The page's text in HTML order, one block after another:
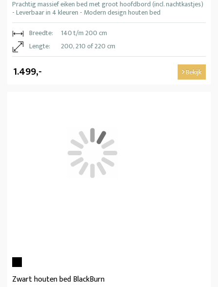
Prachtig massief eiken bed met groot hoofdbord (incl. nachtkastjes)
- Leverbaar in 4 kleuren - Modern design houten bed
Breedte:
140 t/m 200 cm
Lengte:
200, 210 of 220 cm
1.499,- Bekijk
Zwart houten bed BlackBurn